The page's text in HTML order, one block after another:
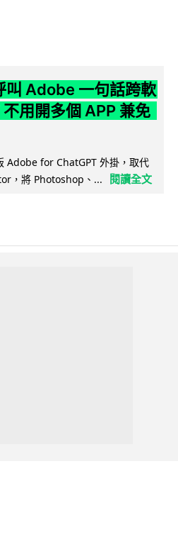
叫 Adobe 一句話跨軟
用開多個 APP 兼免
Adobe for ChatGPT 外掛，取代
，將 Photoshop、...
閱讀全文